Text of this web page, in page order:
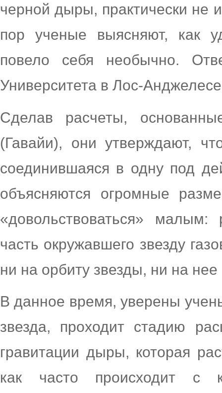
черной дыры, практически не
пор ученые выясняют, как
повело себя необычно.
Университета в Лос-
Сделав расчеты,
(Гавайи), они утверждают,
соединившаяся в одну под
объясняются огромные
«довольствоваться» малым:
часть окружавшего звезду
ни на орбиту звезды, ни на нее
В данное время, уверены
звезда, проходит стадию
гравитации дыры, которая
как часто происходит с